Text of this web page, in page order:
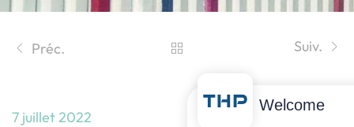
Préc. Suiv.
7 juillet 2022
Welcome